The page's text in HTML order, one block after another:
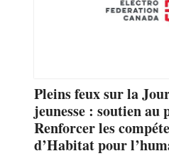
Pleins feux sur la
jeunesse : soutien au
Renforcer les
d’Habitat pour